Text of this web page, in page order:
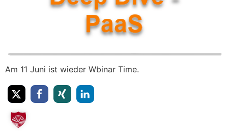
Am 11 Juni ist wieder Wbinar Time.